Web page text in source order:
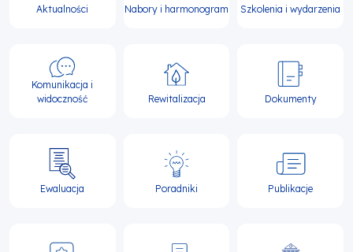
nawigacja
Aktualności Nabory i harmonogram Szkolenia i wydarzenia
Komunikacja i
widoczność
Rewitalizacja Dokumenty
Ewaluacja Poradniki Publikacje